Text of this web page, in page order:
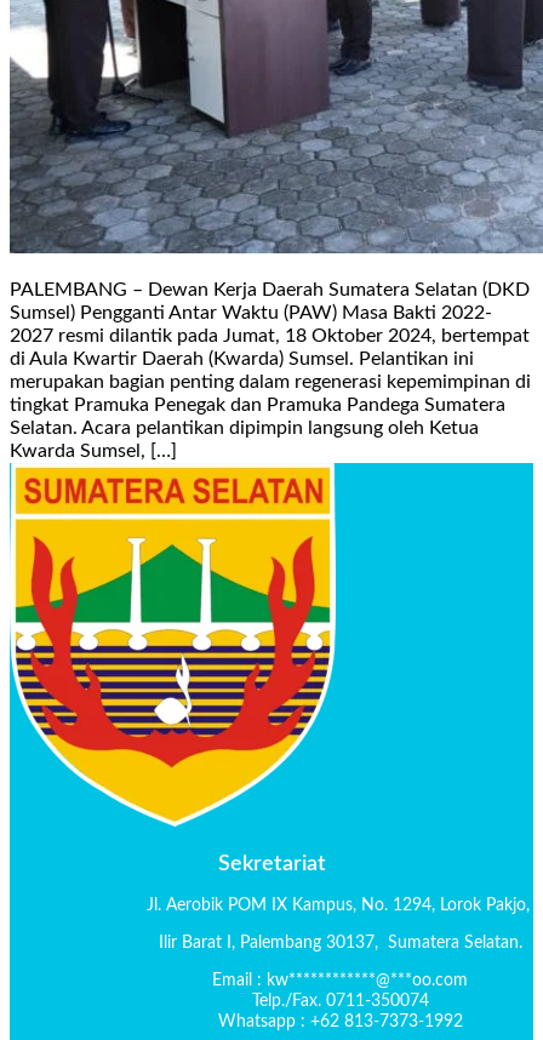
PALEMBANG – Dewan Kerja Daerah Sumatera Selatan (DKD
Sumsel) Pengganti Antar Waktu (PAW) Masa Bakti 2022-
2027 resmi dilantik pada Jumat, 18 Oktober 2024, bertempat
di Aula Kwartir Daerah (Kwarda) Sumsel. Pelantikan ini
merupakan bagian penting dalam regenerasi kepemimpinan di
tingkat Pramuka Penegak dan Pramuka Pandega Sumatera
Selatan. Acara pelantikan dipimpin langsung oleh Ketua
Kwarda Sumsel, […]
Sekretariat
Jl. Aerobik POM IX Kampus, No. 1294, Lorok Pakjo,
Ilir Barat I, Palembang 30137, Sumatera Selatan.
Email : kw************@***oo.com
Telp./Fax. 0711-350074
Whatsapp : +62 813-7373-1992